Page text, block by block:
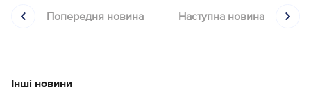
Попередня новина Наступна новина
Інші новини